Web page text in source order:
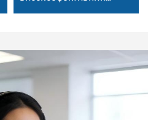
прецизійний